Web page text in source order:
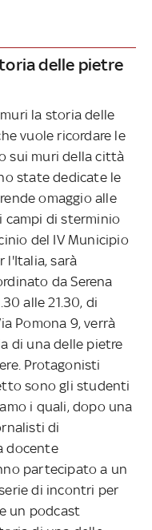
delle pietre
la storia delle
vuole ricordare le
sui muri della città
state dedicate le
omaggio alle
di sterminio
del IV Municipio
l'Italia, sarà
da Serena
alle 21.30, di
Pomona 9, verrà
di una delle pietre
Protagonisti
sono gli studenti
i quali, dopo una
di
docente
partecipato a un
di incontri per
un podcast